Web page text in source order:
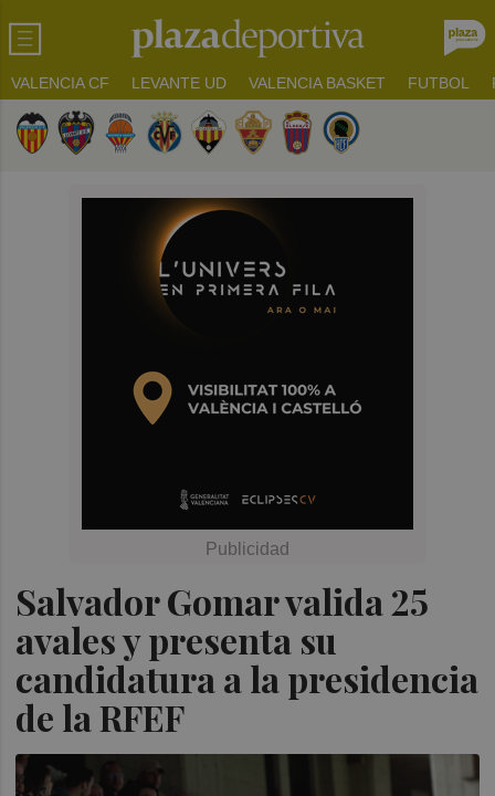
VALENCIA CF LEVANTE UD VALENCIA BASKET FUTBOL
Salvador Gomar valida 25
avales y presenta su
candidatura a la presidencia
de la RFEF